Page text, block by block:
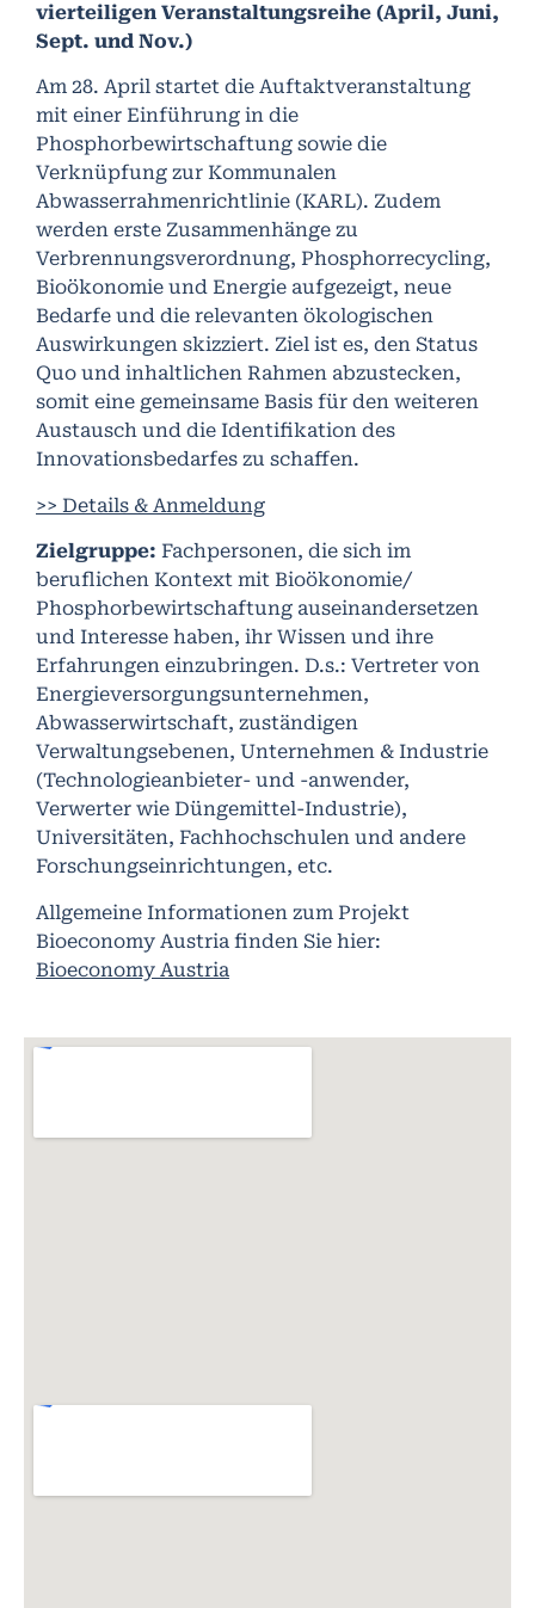
vierteiligen Veranstaltungsreihe (April, Juni,
Sept. und Nov.)
Am 28. April startet die Auftaktveranstaltung
mit einer Einführung in die
Phosphorbewirtschaftung sowie die
Verknüpfung zur Kommunalen
Abwasserrahmenrichtlinie (KARL). Zudem
werden erste Zusammenhänge zu
Verbrennungsverordnung, Phosphorrecycling,
Bioökonomie und Energie aufgezeigt, neue
Bedarfe und die relevanten ökologischen
Auswirkungen skizziert. Ziel ist es, den Status
Quo und inhaltlichen Rahmen abzustecken,
somit eine gemeinsame Basis für den weiteren
Austausch und die Identifikation des
Innovationsbedarfes zu schaffen.
>> Details & Anmeldung
Zielgruppe: Fachpersonen, die sich im
beruflichen Kontext mit Bioökonomie/
Phosphorbewirtschaftung auseinandersetzen
und Interesse haben, ihr Wissen und ihre
Erfahrungen einzubringen. D.s.: Vertreter von
Energieversorgungsunternehmen,
Abwasserwirtschaft, zuständigen
Verwaltungsebenen, Unternehmen & Industrie
(Technologieanbieter- und -anwender,
Verwerter wie Düngemittel-Industrie),
Universitäten, Fachhochschulen und andere
Forschungseinrichtungen, etc.
Allgemeine Informationen zum Projekt
Bioeconomy Austria finden Sie hier:
Bioeconomy Austria